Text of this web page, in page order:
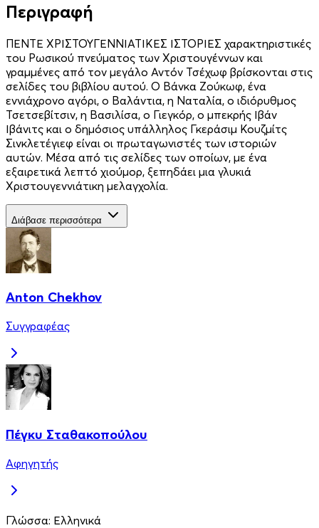
Περιγραφή
ΠΕΝΤΕ ΧΡΙΣΤΟΥΓΕΝΝΙΑΤΙΚΕΣ ΙΣΤΟΡΙΕΣ χαρακτηριστικές
του Ρωσικού πνεύματος των Χριστουγέννων και
γραμμένες από τον μεγάλο Αντόν Τσέχωφ βρίσκονται στις
σελίδες του βιβλίου αυτού. Ο Βάνκα Ζούκωφ, ένα
εννιάχρονο αγόρι, ο Βαλάντια, η Ναταλία, ο ιδιόρυθμος
Τσετσεβίτσιν, η Βασιλίσα, ο Γιεγκόρ, ο μπεκρής Ιβάν
Ιβάνιτς και ο δημόσιος υπάλληλος Γκεράσιμ Κουζμίτς
Σινκλετέγιεφ είναι οι πρωταγωνιστές των ιστοριών
αυτών. Μέσα από τις σελίδες των οποίων, με ένα
εξαιρετικά λεπτό χιούμορ, ξεπηδάει μια γλυκιά
Χριστουγεννιάτικη μελαγχολία.
Διάβασε περισσότερα
Anton Chekhov
Συγγραφέας
Πέγκυ Σταθακοπούλου
Αφηγητής
Γλώσσα: Ελληνικά